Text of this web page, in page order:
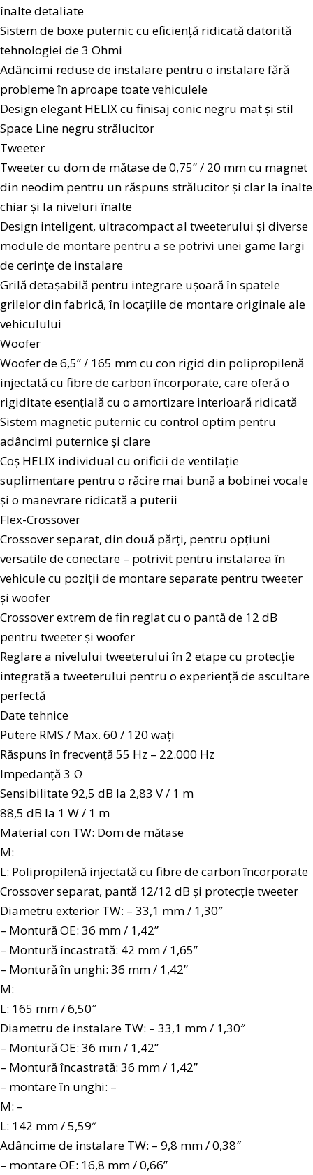
înalte detaliate
Sistem de boxe puternic cu eficiență ridicată datorită
tehnologiei de 3 Ohmi
Adâncimi reduse de instalare pentru o instalare fără
probleme în aproape toate vehiculele
Design elegant HELIX cu finisaj conic negru mat și stil
Space Line negru strălucitor
Tweeter
Tweeter cu dom de mătase de 0,75” / 20 mm cu magnet
din neodim pentru un răspuns strălucitor și clar la înalte
chiar și la niveluri înalte
Design inteligent, ultracompact al tweeterului și diverse
module de montare pentru a se potrivi unei game largi
de cerințe de instalare
Grilă detașabilă pentru integrare ușoară în spatele
grilelor din fabrică, în locațiile de montare originale ale
vehiculului
Woofer
Woofer de 6,5” / 165 mm cu con rigid din polipropilenă
injectată cu fibre de carbon încorporate, care oferă o
rigiditate esențială cu o amortizare interioară ridicată
Sistem magnetic puternic cu control optim pentru
adâncimi puternice și clare
Coș HELIX individual cu orificii de ventilație
suplimentare pentru o răcire mai bună a bobinei vocale
și o manevrare ridicată a puterii
Flex-Crossover
Crossover separat, din două părți, pentru opțiuni
versatile de conectare – potrivit pentru instalarea în
vehicule cu poziții de montare separate pentru tweeter
și woofer
Crossover extrem de fin reglat cu o pantă de 12 dB
pentru tweeter și woofer
Reglare a nivelului tweeterului în 2 etape cu protecție
integrată a tweeterului pentru o experiență de ascultare
perfectă
Date tehnice
Putere RMS / Max. 60 / 120 wați
Răspuns în frecvență 55 Hz – 22.000 Hz
Impedanță 3 Ω
Sensibilitate 92,5 dB la 2,83 V / 1 m
88,5 dB la 1 W / 1 m
Material con TW: Dom de mătase
M:
L: Polipropilenă injectată cu fibre de carbon încorporate
Crossover separat, pantă 12/12 dB și protecție tweeter
Diametru exterior TW: – 33,1 mm / 1,30″
– Montură OE: 36 mm / 1,42”
– Montură încastrată: 42 mm / 1,65”
– Montură în unghi: 36 mm / 1,42”
M:
L: 165 mm / 6,50″
Diametru de instalare TW: – 33,1 mm / 1,30″
– Montură OE: 36 mm / 1,42”
– Montură încastrată: 36 mm / 1,42”
– montare în unghi: –
M: –
L: 142 mm / 5,59″
Adâncime de instalare TW: – 9,8 mm / 0,38″
– montare OE: 16,8 mm / 0,66”